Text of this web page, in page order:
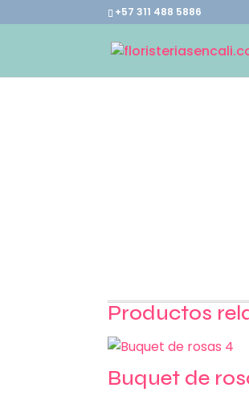
+57 311 488 5886
Productos
Buquet de